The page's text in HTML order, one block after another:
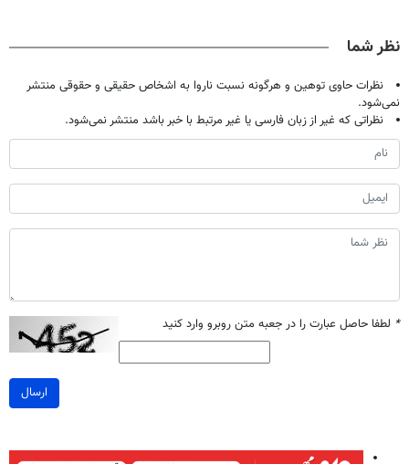
نظر شما
نظرات حاوی توهین و هرگونه نسبت ناروا به اشخاص حقیقی و حقوقی منتشر
نمی‌شود.
نظراتی که غیر از زبان فارسی یا غیر مرتبط با خبر باشد منتشر نمی‌شود.
* لطفا حاصل عبارت را در جعبه متن روبرو وارد کنید
ارسال